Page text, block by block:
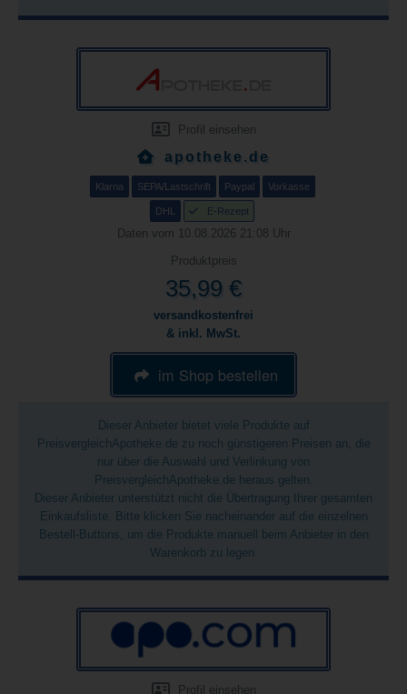
Profil einsehen
apotheke.de
Klarna SEPA/Lastschrift Paypal Vorkasse
DHL E-Rezept
Daten vom 10.08.2026 21:08 Uhr
Produktpreis
35,99 €
versandkostenfrei
& inkl. MwSt.
im Shop bestellen
Dieser Anbieter bietet viele Produkte auf
PreisvergleichApotheke.de zu noch günstigeren Preisen an, die
nur über die Auswahl und Verlinkung von
PreisvergleichApotheke.de heraus gelten.
Dieser Anbieter unterstützt nicht die Übertragung Ihrer gesamten
Einkaufsliste. Bitte klicken Sie nacheinander auf die einzelnen
Bestell-Buttons, um die Produkte manuell beim Anbieter in den
Warenkorb zu legen.
Profil einsehen